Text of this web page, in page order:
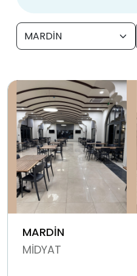
MARDİN
MARDİN
MİDYAT